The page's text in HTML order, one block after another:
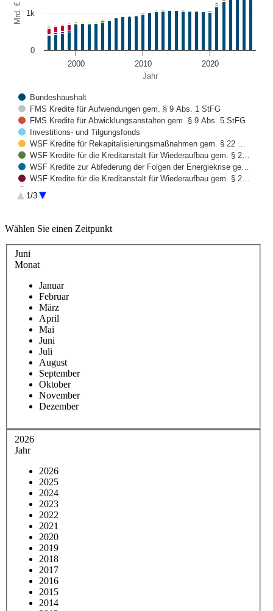
Bar chart with 17 data series.
Jahreshistorie des Schuldenstands. Der Schuldenstand ist pro Jahr
View as data table, Chart
The chart has 1 Y axis displaying Mrd. €. Data ranges from
Jahr
Mrd. €
Bundeshaushalt
FMS Kredite für Aufwendungen gem. § 9 Abs. 1 StFG
FMS Kredite für Abwicklungsanstalten gem. § 9 Abs. 5 StFG
Investitions- und Tilgungsfonds
WSF Kredite für Rekapitalisierungsmaßnahmen gem. § 22 …
WSF Kredite für die Kreditanstalt für Wiederaufbau gem. § 2…
WSF Kredite zur Abfederung der Folgen der Energiekrise ge…
WSF Kredite für die Kreditanstalt für Wiederaufbau gem. § 2…
Sondervermögen Bundeswehr
Restrukturierungsfonds
Bundeseisenbahnvermögen
Entschädigungsfonds
Erblastentilgungsfonds
ERP Sondervermögen
Fonds Deutsche Einheit
Lastenausgleichsfonds
1/3
2000 2010 2020
0
1k
Wählen Sie einen Zeitpunkt
Juni
Monat
Januar
Februar
März
April
Mai
Juni
Juli
August
September
Oktober
November
Dezember
2026
Jahr
2026
2025
2024
2023
2022
2021
2020
2019
2018
2017
2016
2015
2014